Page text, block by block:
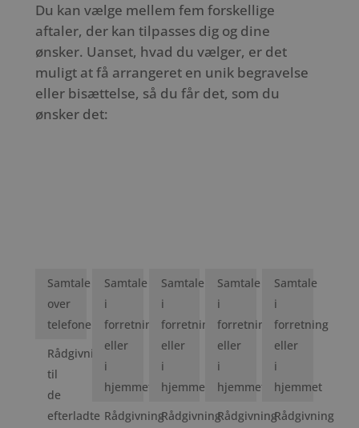
Du kan vælge mellem fem forskellige
aftaler, der kan tilpasses dig og dine
ønsker. Uanset, hvad du vælger, er det
muligt at få arrangeret en unik begravelse
eller bisættelse, så du får det, som du
ønsker det:
Samtale
over
telefonen
Rådgivning
til
de
efterladte
Samtale
i
forretning
eller
i
hjemmet
Rådgivning
Samtale
i
forretning
eller
i
hjemmet
Rådgivning
Samtale
i
forretning
eller
i
hjemmet
Rådgivning
Samtale
i
forretning
eller
i
hjemmet
Rådgivning